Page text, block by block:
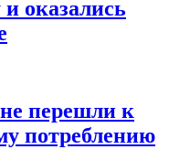
оказались
перешли к
потреблению